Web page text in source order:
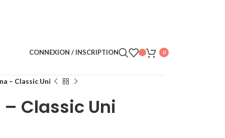
CONNEXION / INSCRIPTION 0
– Classic Uni
Classic Uni